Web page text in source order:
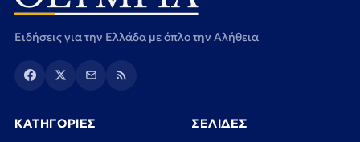
Ειδήσεις για την Ελλάδα με όπλο την Αλήθεια
ΚΑΤΗΓΟΡΙΕΣ ΣΕΛΙΔΕΣ